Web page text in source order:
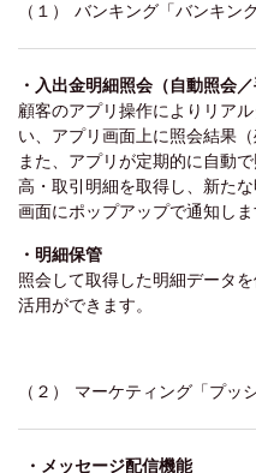
（１） バンキング「バンキン
・入出金明細照会（自動照会／
顧客のアプリ操作によりリア
い、アプリ画面上に照会結果
また、アプリが定期的に自動
高・取引明細を取得し、新た
画面にポップアップで通知しま
・明細保管
照会して取得した明細データ
活用ができます。
（２） マーケティング「プッ
・メッセージ配信機能